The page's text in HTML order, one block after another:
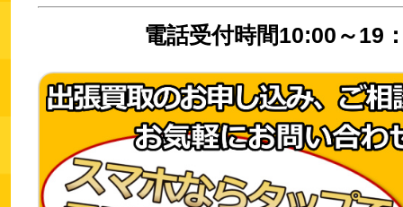
電話受付時間10:00～19